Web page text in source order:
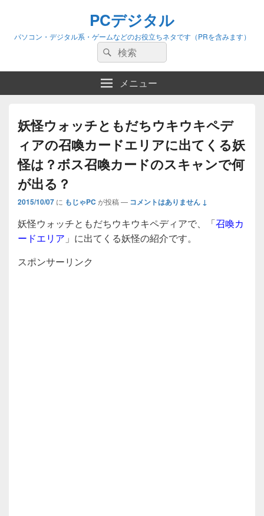
PCデジタル
パソコン・デジタル系・ゲームなどのお役立ちネタです（PRを含みます）
検
索:
検
索
メニュー
妖怪ウォッチともだちウキウキペデ
ィアの召喚カードエリアに出てくる妖
怪は？ボス召喚カードのスキャンで何
が出る？
2015/10/07 に もじゃPC が投稿 — コメントはありません ↓
妖怪ウォッチともだちウキウキペディアで、「召喚カ
ードエリア 」に出てくる妖怪の紹介です。
スポンサーリンク